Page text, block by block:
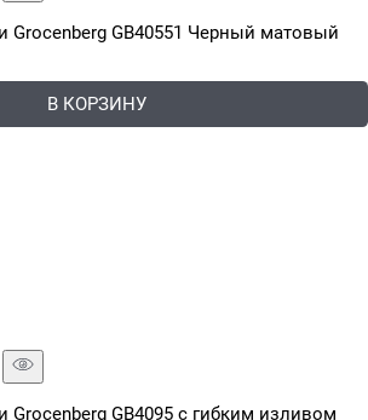
Grocenberg GB40551 Черный матовый
В КОРЗИНУ
Grocenberg GB4095 с гибким изливом